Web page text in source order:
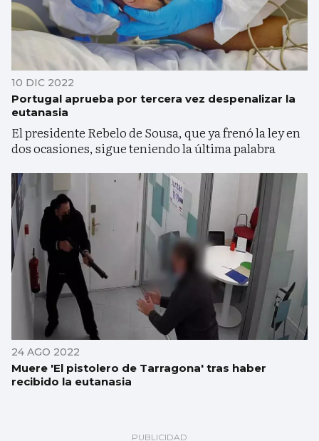
10 DIC 2022
Portugal aprueba por tercera vez despenalizar la
eutanasia
El presidente Rebelo de Sousa, que ya frenó la ley en
dos ocasiones, sigue teniendo la última palabra
24 AGO 2022
Muere 'El pistolero de Tarragona' tras haber
recibido la eutanasia